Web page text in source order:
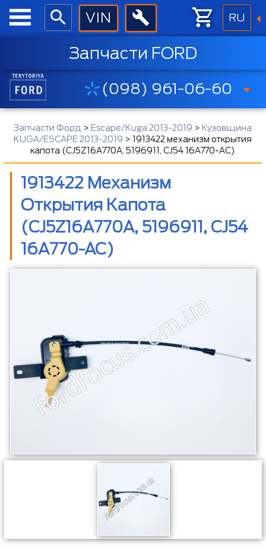
RU
Запчасти FORD
(098) 961-06-60
Запчасти Форд > Escape/Kuga 2013-2019 > Кузовщина
KUGA/ESCAPE 2013-2019 > 1913422 механизм открытия
капота (CJ5Z16A770A, 5196911, CJ54 16A770-AC)
1913422 Механизм
Открытия Капота
(CJ5Z16A770A, 5196911, CJ54
16A770-AC)